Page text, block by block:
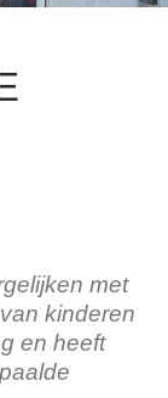
met
kinderen
en heeft